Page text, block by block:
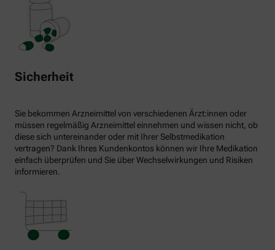
Sicherheit
Sie bekommen Arzneimittel von verschiedenen Ärzt:innen oder
müssen regelmäßig Arzneimittel einnehmen und wissen nicht, ob
diese sich untereinander oder mit Ihrer Selbstmedikation
vertragen? Dank Ihres Kundenkontos können wir Ihre Medikation
einfach überprüfen und Sie über Wechselwirkungen und Risiken
informieren.